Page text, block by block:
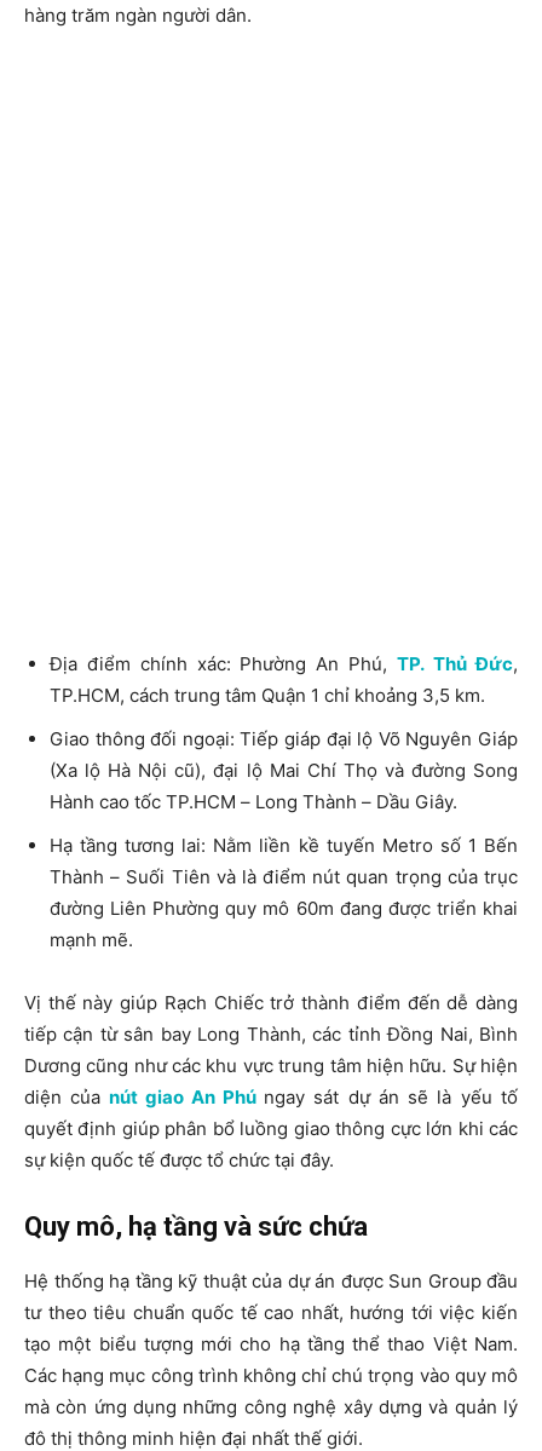
hàng trăm ngàn người dân.
Địa điểm chính xác: Phường An Phú, TP. Thủ Đức,
TP.HCM, cách trung tâm Quận 1 chỉ khoảng 3,5 km.
Giao thông đối ngoại: Tiếp giáp đại lộ Võ Nguyên Giáp
(Xa lộ Hà Nội cũ), đại lộ Mai Chí Thọ và đường Song
Hành cao tốc TP.HCM – Long Thành – Dầu Giây.
Hạ tầng tương lai: Nằm liền kề tuyến Metro số 1 Bến
Thành – Suối Tiên và là điểm nút quan trọng của trục
đường Liên Phường quy mô 60m đang được triển khai
mạnh mẽ.
Vị thế này giúp Rạch Chiếc trở thành điểm đến dễ dàng
tiếp cận từ sân bay Long Thành, các tỉnh Đồng Nai, Bình
Dương cũng như các khu vực trung tâm hiện hữu. Sự hiện
diện của nút giao An Phú ngay sát dự án sẽ là yếu tố
quyết định giúp phân bổ luồng giao thông cực lớn khi các
sự kiện quốc tế được tổ chức tại đây.
Quy mô, hạ tầng và sức chứa
Hệ thống hạ tầng kỹ thuật của dự án được Sun Group đầu
tư theo tiêu chuẩn quốc tế cao nhất, hướng tới việc kiến
tạo một biểu tượng mới cho hạ tầng thể thao Việt Nam.
Các hạng mục công trình không chỉ chú trọng vào quy mô
mà còn ứng dụng những công nghệ xây dựng và quản lý
đô thị thông minh hiện đại nhất thế giới.